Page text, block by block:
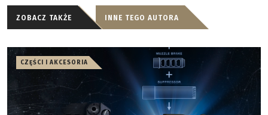
ZOBACZ TAKŻE INNE TEGO AUTORA
CZĘŚCI I AKCESORIA